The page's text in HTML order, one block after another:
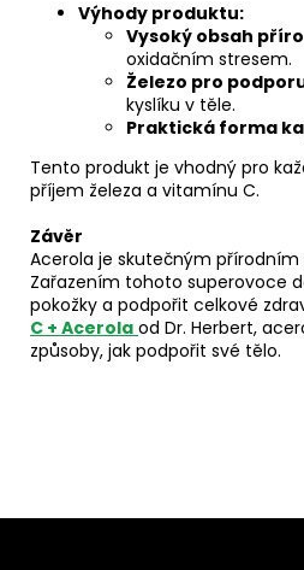
Výhody produktu:
Vysoký obsah
oxidačním stresem.
Železo pro
kyslíku v těle.
Praktická forma
Tento produkt je vhodný pro
příjem železa a vitamínu C.
Závěr
Acerola je skutečným
Zařazením tohoto superovoce
pokožky a podpořit celkové
C + Acerola od Dr. Herbert,
způsoby, jak podpořit své tělo.